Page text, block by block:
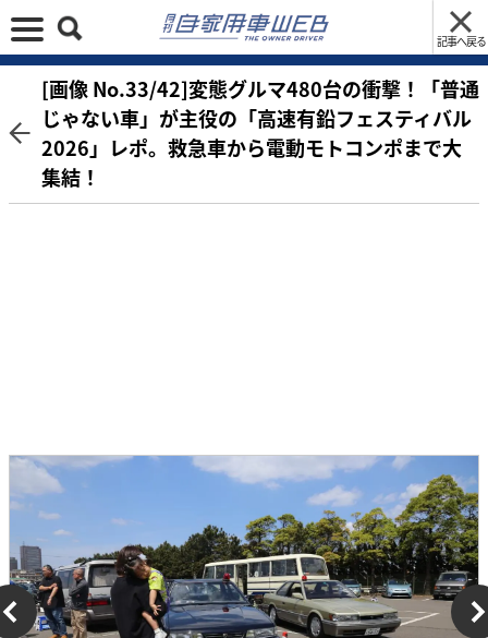
記事へ戻る
[画像 No.33/42]変態グルマ480台の衝撃！「普通
じゃない車」が主役の「高速有鉛フェスティバル
2026」レポ。救急車から電動モトコンポまで大
集結！